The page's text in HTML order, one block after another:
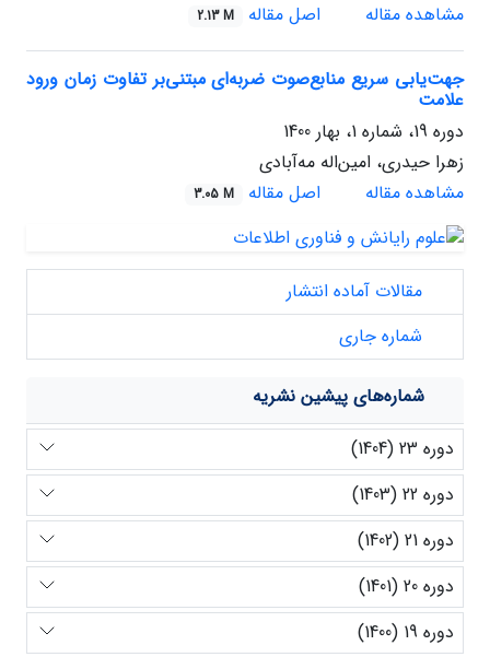
مشاهده مقاله
اصل مقاله 2.13 M
جهت‌یابی سریع منابع‌صوت ضربه‌ای مبتنی‌بر تفاوت زمان ورود
علامت
دوره 19، شماره 1، بهار 1400
زهرا حیدری، امین‌اله مه‌آبادی
مشاهده مقاله
اصل مقاله 3.05 M
مقالات آماده انتشار
شماره جاری
شماره‌های پیشین نشریه
دوره 23 (1404)
دوره 22 (1403)
دوره 21 (1402)
دوره 20 (1401)
دوره 19 (1400)